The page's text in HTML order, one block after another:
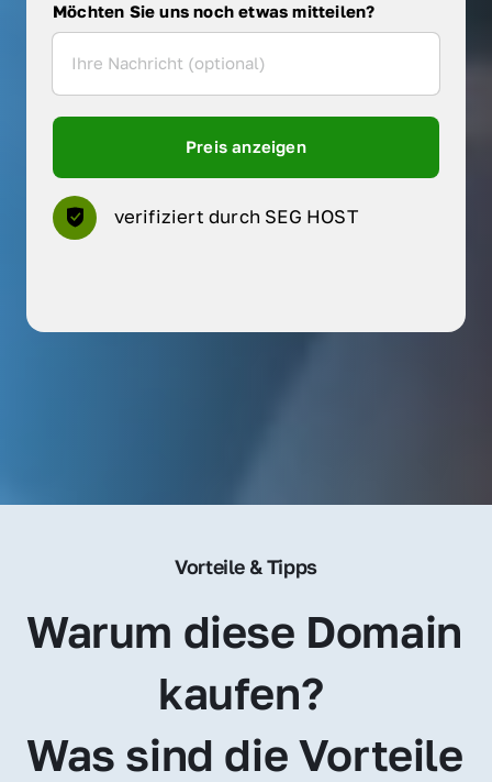
Möchten Sie uns noch etwas mitteilen?
Preis anzeigen
verifiziert durch SEG HOST
Vorteile & Tipps
Warum diese Domain
kaufen?
Was sind die Vorteile